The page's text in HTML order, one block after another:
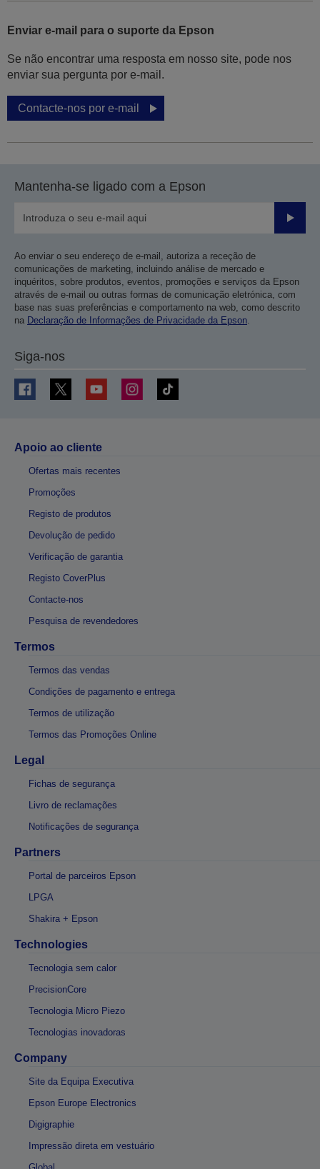
Enviar e-mail para o suporte da Epson
Se não encontrar uma resposta em nosso site, pode nos
enviar sua pergunta por e-mail.
Contacte-nos por e-mail
Mantenha-se ligado com a Epson
Enviar
Ao enviar o seu endereço de e-mail, autoriza a receção de
comunicações de marketing, incluindo análise de mercado e
inquéritos, sobre produtos, eventos, promoções e serviços da Epson
através de e-mail ou outras formas de comunicação eletrónica, com
base nas suas preferências e comportamento na web, como descrito
na Declaração de Informações de Privacidade da Epson.
Siga-nos
Apoio ao cliente
Ofertas mais recentes
Promoções
Registo de produtos
Devolução de pedido
Verificação de garantia
Registo CoverPlus
Contacte-nos
Pesquisa de revendedores
Termos
Termos das vendas
Condições de pagamento e entrega
Termos de utilização
Termos das Promoções Online
Legal
Fichas de segurança
Livro de reclamações
Notificações de segurança
Partners
Portal de parceiros Epson
LPGA
Shakira + Epson
Technologies
Tecnologia sem calor
PrecisionCore
Tecnologia Micro Piezo
Tecnologias inovadoras
Company
Site da Equipa Executiva
Epson Europe Electronics
Digigraphie
Impressão direta em vestuário